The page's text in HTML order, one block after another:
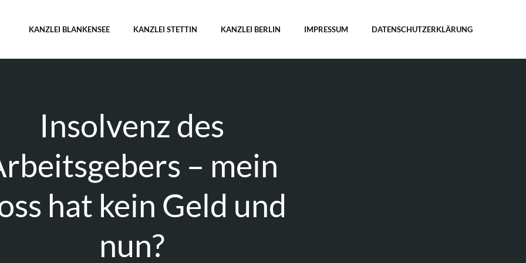
KANZLEI BLANKENSEE KANZLEI STETTIN KANZLEI BERLIN IMPRESSUM DATENSCHUTZERKLÄRUNG
Insolvenz des
– mein
hat kein Geld und
nun?